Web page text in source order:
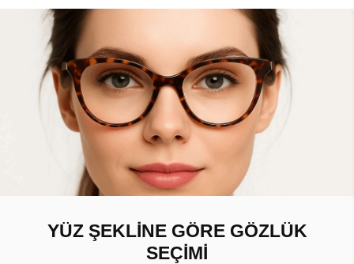
YÜZ ŞEKLİNE GÖRE GÖZLÜK
SEÇİMİ